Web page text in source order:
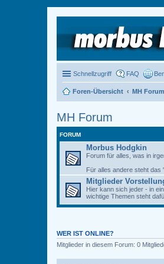
Schnellzugriff FAQ
Foren-Übersicht MH Forum
MH Forum
FORUM
Morbus Hodgkin
Forum für alles, was in
Für alles andere steht das
Mitglieder
Hier kann sich jeder - in
wichtige Themen steht
WER IST ONLINE?
Mitglieder in diesem Forum: 0